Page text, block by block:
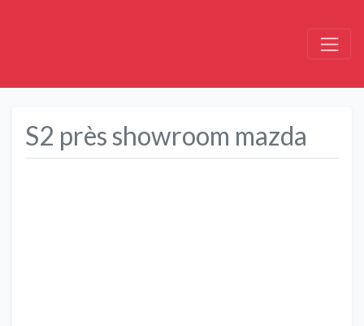
S2 près showroom mazda